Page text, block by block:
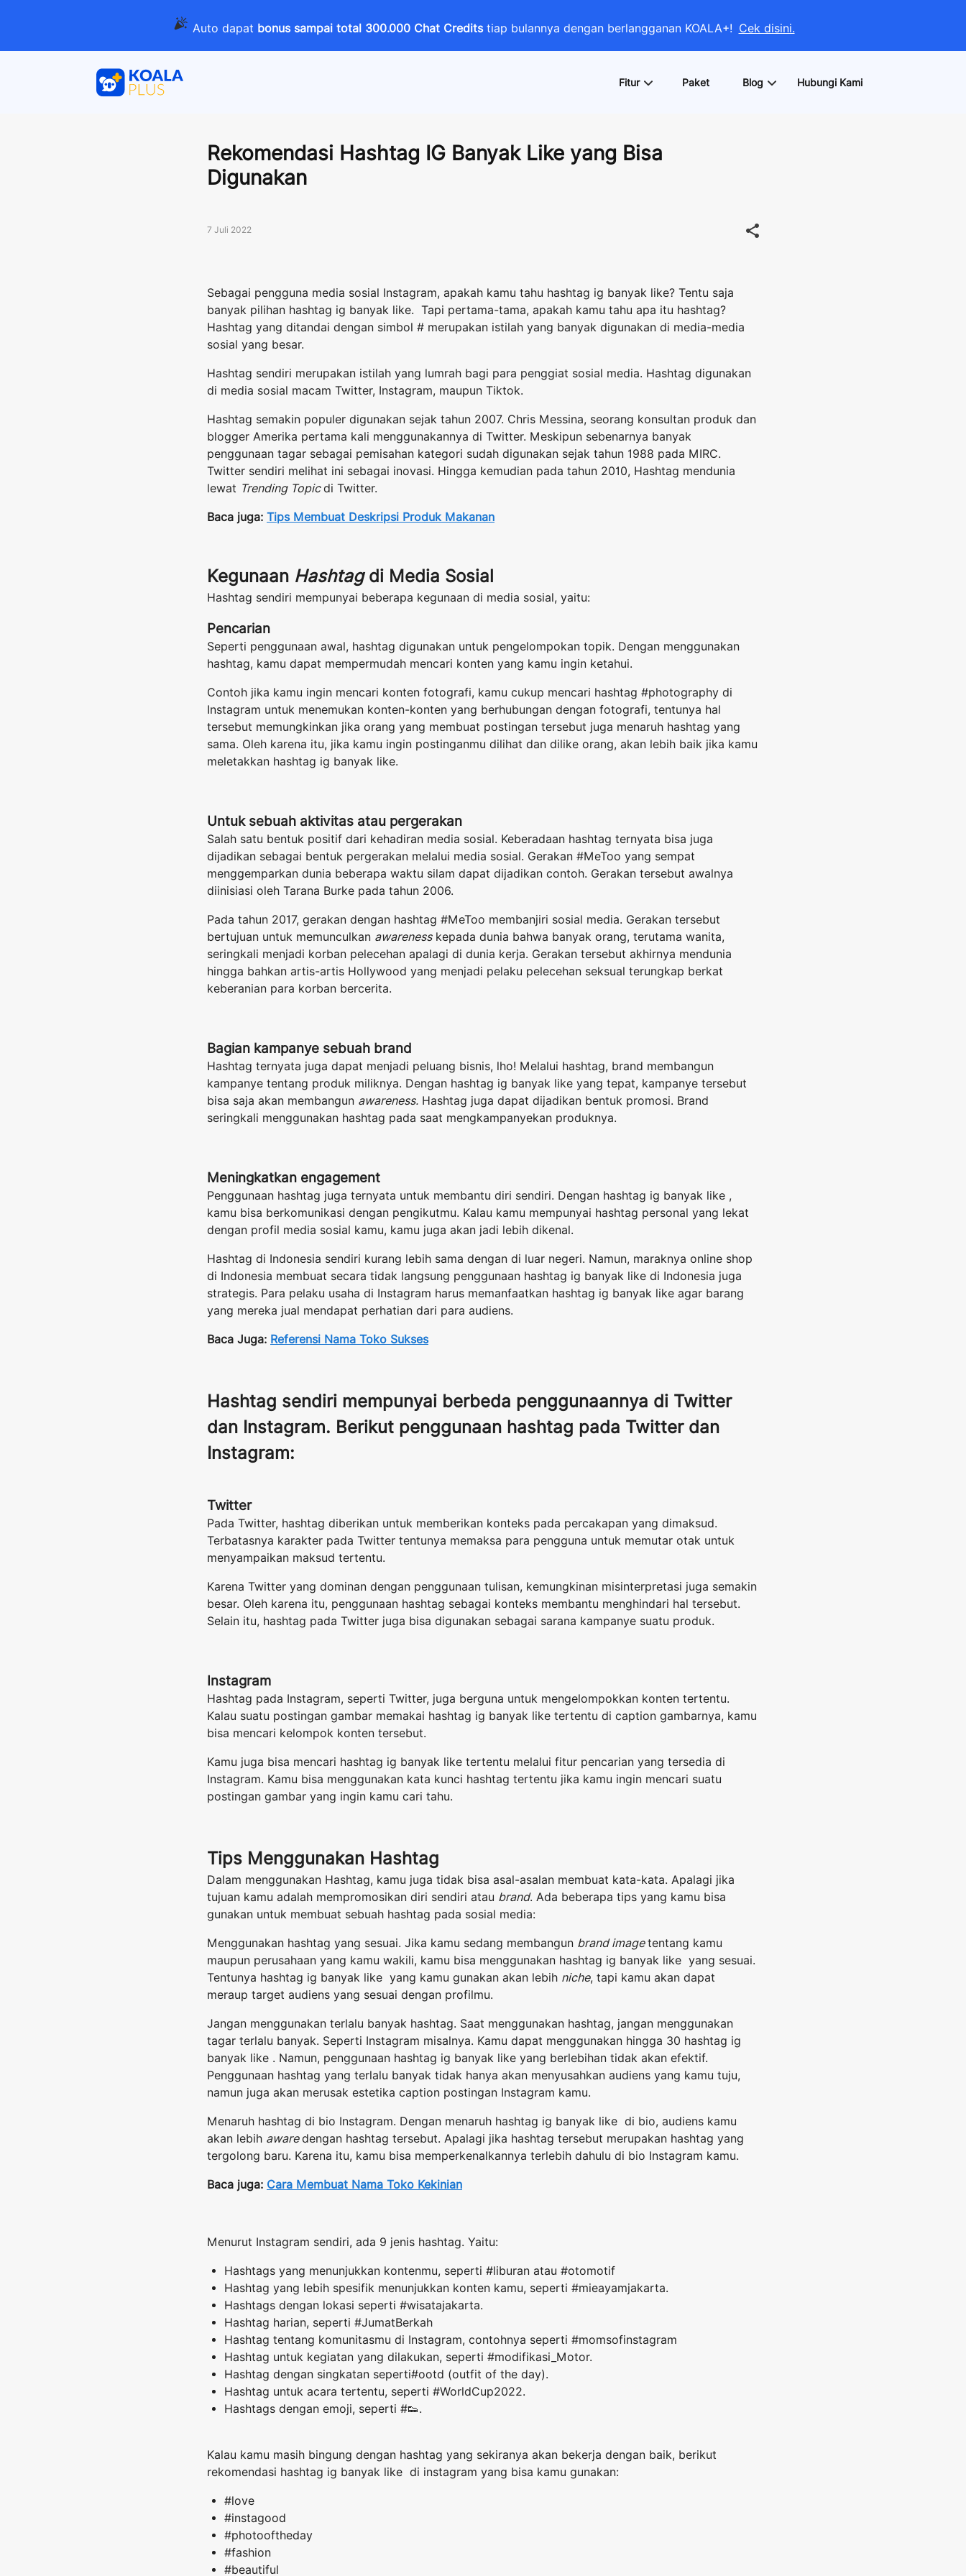
Auto dapat bonus sampai total 300.000 Chat Credits tiap bulannya dengan berlangganan KOALA+! Cek disini.
Fitur Paket Blog Hubungi Kami
Rekomendasi Hashtag IG Banyak Like yang Bisa
Digunakan
7 Juli 2022
Sebagai pengguna media sosial Instagram, apakah kamu tahu hashtag ig banyak like? Tentu saja
banyak pilihan hashtag ig banyak like. Tapi pertama-tama, apakah kamu tahu apa itu hashtag?
Hashtag yang ditandai dengan simbol # merupakan istilah yang banyak digunakan di media-media
sosial yang besar.
Hashtag sendiri merupakan istilah yang lumrah bagi para penggiat sosial media. Hashtag digunakan
di media sosial macam Twitter, Instagram, maupun Tiktok.
Hashtag semakin populer digunakan sejak tahun 2007. Chris Messina, seorang konsultan produk dan
blogger Amerika pertama kali menggunakannya di Twitter. Meskipun sebenarnya banyak
penggunaan tagar sebagai pemisahan kategori sudah digunakan sejak tahun 1988 pada MIRC.
Twitter sendiri melihat ini sebagai inovasi. Hingga kemudian pada tahun 2010, Hashtag mendunia
lewat Trending Topicdi Twitter.
Baca juga: Tips Membuat Deskripsi Produk Makanan
Kegunaan Hashtag di Media Sosial
Hashtag sendiri mempunyai beberapa kegunaan di media sosial, yaitu:
Pencarian
Seperti penggunaan awal, hashtag digunakan untuk pengelompokan topik. Dengan menggunakan
hashtag, kamu dapat mempermudah mencari konten yang kamu ingin ketahui.
Contoh jika kamu ingin mencari konten fotografi, kamu cukup mencari hashtag #photography di
Instagram untuk menemukan konten-konten yang berhubungan dengan fotografi, tentunya hal
tersebut memungkinkan jika orang yang membuat postingan tersebut juga menaruh hashtag yang
sama. Oleh karena itu, jika kamu ingin postinganmu dilihat dan dilike orang, akan lebih baik jika kamu
meletakkan hashtag ig banyak like.
Untuk sebuah aktivitas atau pergerakan
Salah satu bentuk positif dari kehadiran media sosial. Keberadaan hashtag ternyata bisa juga
dijadikan sebagai bentuk pergerakan melalui media sosial. Gerakan #MeToo yang sempat
menggemparkan dunia beberapa waktu silam dapat dijadikan contoh. Gerakan tersebut awalnya
diinisiasi oleh Tarana Burke pada tahun 2006.
Pada tahun 2017, gerakan dengan hashtag #MeToo membanjiri sosial media. Gerakan tersebut
bertujuan untuk memunculkan awarenesskepada dunia bahwa banyak orang, terutama wanita,
seringkali menjadi korban pelecehan apalagi di dunia kerja. Gerakan tersebut akhirnya mendunia
hingga bahkan artis-artis Hollywood yang menjadi pelaku pelecehan seksual terungkap berkat
keberanian para korban bercerita.
Bagian kampanye sebuah brand
Hashtag ternyata juga dapat menjadi peluang bisnis, lho! Melalui hashtag, brand membangun
kampanye tentang produk miliknya. Dengan hashtag ig banyak like yang tepat, kampanye tersebut
bisa saja akan membangun awareness. Hashtag juga dapat dijadikan bentuk promosi. Brand
seringkali menggunakan hashtag pada saat mengkampanyekan produknya.
Meningkatkan engagement
Penggunaan hashtag juga ternyata untuk membantu diri sendiri. Dengan hashtag ig banyak like ,
kamu bisa berkomunikasi dengan pengikutmu. Kalau kamu mempunyai hashtag personal yang lekat
dengan profil media sosial kamu, kamu juga akan jadi lebih dikenal.
Hashtag di Indonesia sendiri kurang lebih sama dengan di luar negeri. Namun, maraknya online shop
di Indonesia membuat secara tidak langsung penggunaan hashtag ig banyak like di Indonesia juga
strategis. Para pelaku usaha di Instagram harus memanfaatkan hashtag ig banyak like agar barang
yang mereka jual mendapat perhatian dari para audiens.
Baca Juga: Referensi Nama Toko Sukses
Hashtag sendiri mempunyai berbeda penggunaannya di Twitter
dan Instagram. Berikut penggunaan hashtag pada Twitter dan
Instagram:
Twitter
Pada Twitter, hashtag diberikan untuk memberikan konteks pada percakapan yang dimaksud.
Terbatasnya karakter pada Twitter tentunya memaksa para pengguna untuk memutar otak untuk
menyampaikan maksud tertentu.
Karena Twitter yang dominan dengan penggunaan tulisan, kemungkinan misinterpretasi juga semakin
besar. Oleh karena itu, penggunaan hashtag sebagai konteks membantu menghindari hal tersebut.
Selain itu, hashtag pada Twitter juga bisa digunakan sebagai sarana kampanye suatu produk.
Instagram
Hashtag pada Instagram, seperti Twitter, juga berguna untuk mengelompokkan konten tertentu.
Kalau suatu postingan gambar memakai hashtag ig banyak like tertentu di caption gambarnya, kamu
bisa mencari kelompok konten tersebut.
Kamu juga bisa mencari hashtag ig banyak like tertentu melalui fitur pencarian yang tersedia di
Instagram. Kamu bisa menggunakan kata kunci hashtag tertentu jika kamu ingin mencari suatu
postingan gambar yang ingin kamu cari tahu.
Tips Menggunakan Hashtag
Dalam menggunakan Hashtag, kamu juga tidak bisa asal-asalan membuat kata-kata. Apalagi jika
tujuan kamu adalah mempromosikan diri sendiri atau brand. Ada beberapa tips yang kamu bisa
gunakan untuk membuat sebuah hashtag pada sosial media:
Menggunakan hashtag yang sesuai. Jika kamu sedang membangun brand imagetentang kamu
maupun perusahaan yang kamu wakili, kamu bisa menggunakan hashtag ig banyak like yang sesuai.
Tentunya hashtag ig banyak like yang kamu gunakan akan lebih niche, tapi kamu akan dapat
meraup target audiens yang sesuai dengan profilmu.
Jangan menggunakan terlalu banyak hashtag. Saat menggunakan hashtag, jangan menggunakan
tagar terlalu banyak. Seperti Instagram misalnya. Kamu dapat menggunakan hingga 30 hashtag ig
banyak like . Namun, penggunaan hashtag ig banyak like yang berlebihan tidak akan efektif.
Penggunaan hashtag yang terlalu banyak tidak hanya akan menyusahkan audiens yang kamu tuju,
namun juga akan merusak estetika caption postingan Instagram kamu.
Menaruh hashtag di bio Instagram. Dengan menaruh hashtag ig banyak like di bio, audiens kamu
akan lebih awaredengan hashtag tersebut. Apalagi jika hashtag tersebut merupakan hashtag yang
tergolong baru. Karena itu, kamu bisa memperkenalkannya terlebih dahulu di bio Instagram kamu.
Baca juga: Cara Membuat Nama Toko Kekinian
Menurut Instagram sendiri, ada 9 jenis hashtag. Yaitu:
Hashtags yang menunjukkan kontenmu, seperti #liburan atau #otomotif
Hashtag yang lebih spesifik menunjukkan konten kamu, seperti #mieayamjakarta.
Hashtags dengan lokasi seperti #wisatajakarta.
Hashtag harian, seperti #JumatBerkah
Hashtag tentang komunitasmu di Instagram, contohnya seperti #momsofinstagram
Hashtag untuk kegiatan yang dilakukan, seperti #modifikasi_Motor.
Hashtag dengan singkatan seperti#ootd (outfit of the day).
Hashtag untuk acara tertentu, seperti #WorldCup2022.
Hashtags dengan emoji, seperti #👟.
Kalau kamu masih bingung dengan hashtag yang sekiranya akan bekerja dengan baik, berikut
rekomendasi hashtag ig banyak like di instagram yang bisa kamu gunakan:
#love
#instagood
#photooftheday
#fashion
#beautiful